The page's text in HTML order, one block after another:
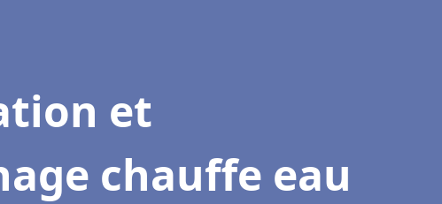
et
chauffe eau